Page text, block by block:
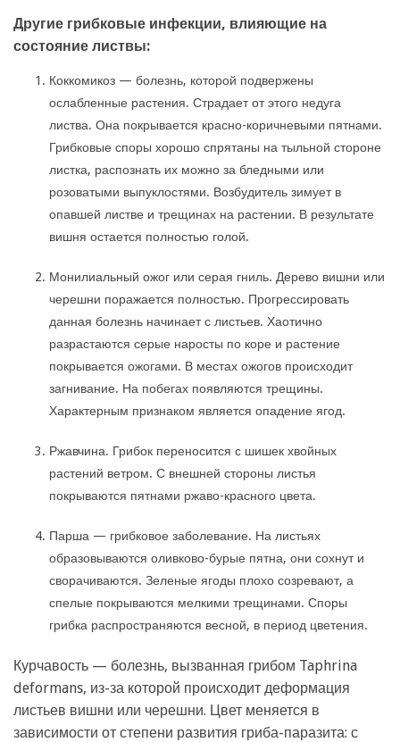
Другие грибковые инфекции, влияющие на
состояние листвы:
Коккомикоз — болезнь, которой подвержены
ослабленные растения. Страдает от этого недуга
листва. Она покрывается красно-коричневыми пятнами.
Грибковые споры хорошо спрятаны на тыльной стороне
листка, распознать их можно за бледными или
розоватыми выпуклостями. Возбудитель зимует в
опавшей листве и трещинах на растении. В результате
вишня остается полностью голой.
Монилиальный ожог или серая гниль. Дерево вишни или
черешни поражается полностью. Прогрессировать
данная болезнь начинает с листьев. Хаотично
разрастаются серые наросты по коре и растение
покрывается ожогами. В местах ожогов происходит
загнивание. На побегах появляются трещины.
Характерным признаком является опадение ягод.
Ржавчина. Грибок переносится с шишек хвойных
растений ветром. С внешней стороны листья
покрываются пятнами ржаво-красного цвета.
Парша — грибковое заболевание. На листьях
образовываются оливково-бурые пятна, они сохнут и
сворачиваются. Зеленые ягоды плохо созревают, а
спелые покрываются мелкими трещинами. Споры
грибка распространяются весной, в период цветения.
Курчавость — болезнь, вызванная грибом Taphrina
deformans, из-за которой происходит деформация
листьев вишни или черешни. Цвет меняется в
зависимости от степени развития гриба-паразита: с